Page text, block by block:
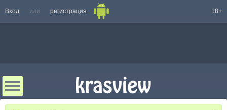
Вход или регистрация 18+